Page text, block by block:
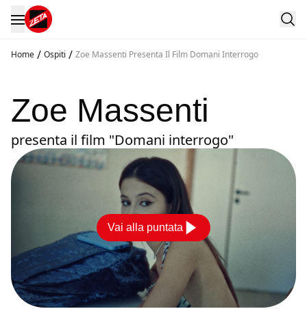
Home / Ospiti / Zoe Massenti Presenta Il Film Domani Interrogo
Zoe Massenti
presenta il film "Domani interrogo"
Vai alla puntata